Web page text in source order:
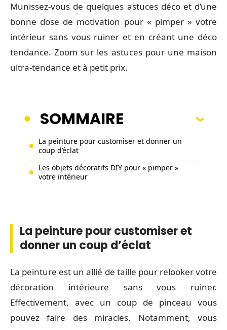
Munissez-vous de quelques astuces déco et d’une
bonne dose de motivation pour « pimper » votre
intérieur sans vous ruiner et en créant une déco
tendance. Zoom sur les astuces pour une maison
ultra-tendance et à petit prix.
SOMMAIRE
La peinture pour customiser et donner un
coup d’éclat
Les objets décoratifs DIY pour « pimper »
votre intérieur
La peinture pour customiser et
donner un coup d’éclat
La peinture est un allié de taille pour relooker votre
décoration intérieure sans vous ruiner.
Effectivement, avec un coup de pinceau vous
pouvez faire des miracles. Notamment, vous